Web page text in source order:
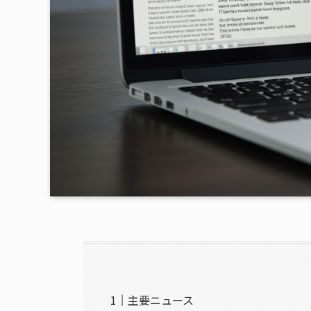
主要ニュース